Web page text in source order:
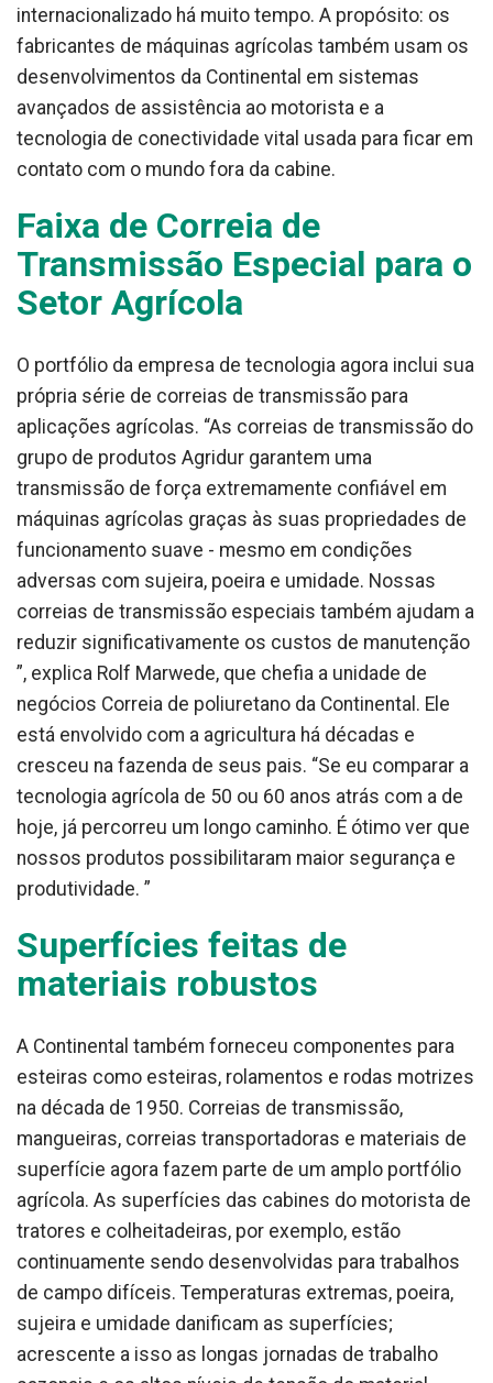
internacionalizado há muito tempo. A propósito: os
fabricantes de máquinas agrícolas também usam os
desenvolvimentos da Continental em sistemas
avançados de assistência ao motorista e a
tecnologia de conectividade vital usada para ficar em
contato com o mundo fora da cabine.
Faixa de Correia de
Transmissão Especial para o
Setor Agrícola
O portfólio da empresa de tecnologia agora inclui sua
própria série de correias de transmissão para
aplicações agrícolas. “As correias de transmissão do
grupo de produtos Agridur garantem uma
transmissão de força extremamente confiável em
máquinas agrícolas graças às suas propriedades de
funcionamento suave - mesmo em condições
adversas com sujeira, poeira e umidade. Nossas
correias de transmissão especiais também ajudam a
reduzir significativamente os custos de manutenção
”, explica Rolf Marwede, que chefia a unidade de
negócios Correia de poliuretano da Continental. Ele
está envolvido com a agricultura há décadas e
cresceu na fazenda de seus pais. “Se eu comparar a
tecnologia agrícola de 50 ou 60 anos atrás com a de
hoje, já percorreu um longo caminho. É ótimo ver que
nossos produtos possibilitaram maior segurança e
produtividade. ”
Superfícies feitas de
materiais robustos
A Continental também forneceu componentes para
esteiras como esteiras, rolamentos e rodas motrizes
na década de 1950. Correias de transmissão,
mangueiras, correias transportadoras e materiais de
superfície agora fazem parte de um amplo portfólio
agrícola. As superfícies das cabines do motorista de
tratores e colheitadeiras, por exemplo, estão
continuamente sendo desenvolvidas para trabalhos
de campo difíceis. Temperaturas extremas, poeira,
sujeira e umidade danificam as superfícies;
acrescente a isso as longas jornadas de trabalho